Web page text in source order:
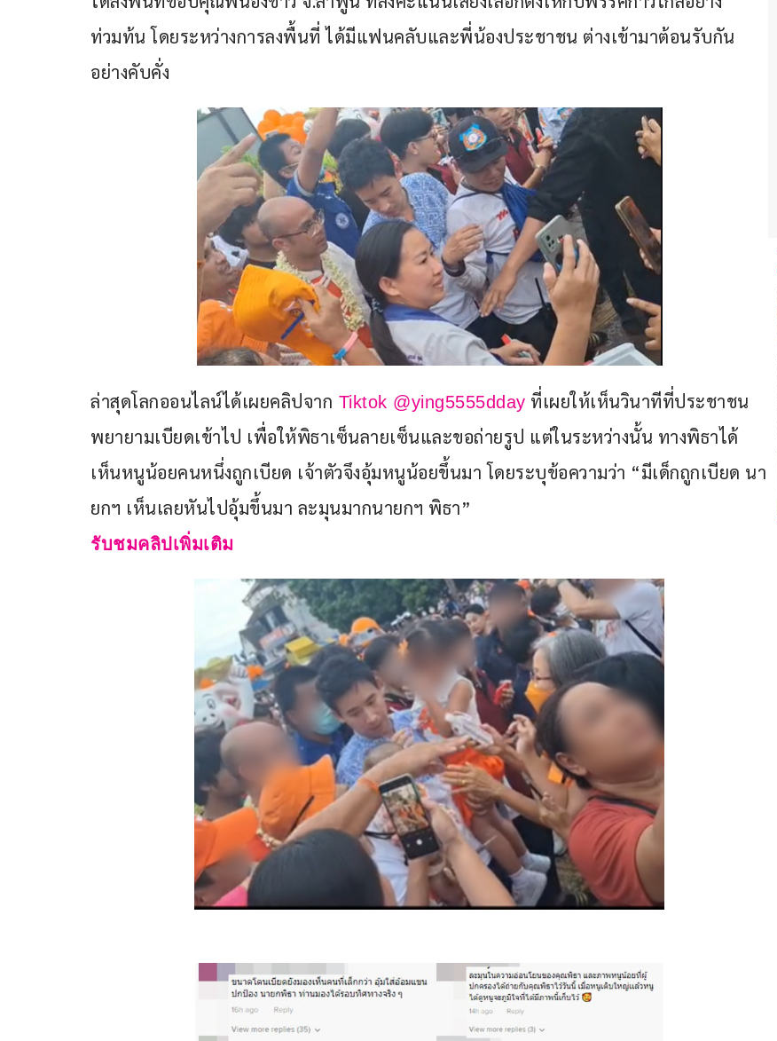
ท่วมท้น โดยระหว่างการลงพื้นที่ ได้มีแฟนคลับและพี่น้องประชาชน ต่างเข้ามาต้อนรับกัน
อย่างคับคั่ง
ล่าสุดโลกออนไลน์ได้เผยคลิปจาก Tiktok @ying5555dday ที่เผยให้เห็นวินาทีที่ประชาชน
พยายามเบียดเข้าไป เพื่อให้พิธาเซ็นลายเซ็นและขอถ่ายรูป แต่ในระหว่างนั้น ทางพิธาได้
เห็นหนูน้อยคนหนึ่งถูกเบียด เจ้าตัวจึงอุ้มหนูน้อยขึ้นมา โดยระบุข้อความว่า “มีเด็กถูกเบียด นา
ยกฯ เห็นเลยหันไปอุ้มขึ้นมา ละมุนมากนายกฯ พิธา”
รับชมคลิปเพิ่มเติม